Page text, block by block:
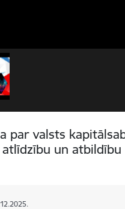
par valsts
atlīdzību un atbildību